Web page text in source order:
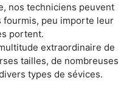
nos techniciens peuvent
peu importe leur
portent.
extraordinaire de
tailles, de nombreuses
types de sévices.